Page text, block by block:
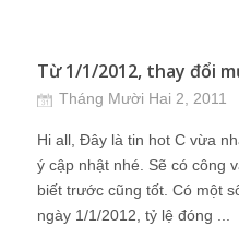
Từ 1/1/2012, thay đổi
Tháng Mười Hai 2, 2011
Hi all, Đây là tin hot C vừa
ý cập nhật nhé. Sẽ có công
biết trước cũng tốt. Có một
ngày 1/1/2012, tỷ lệ đóng ...